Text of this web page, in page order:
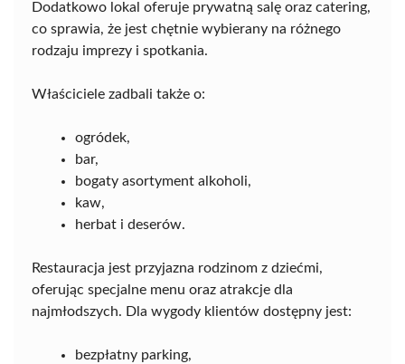
Dodatkowo lokal oferuje prywatną salę oraz catering,
co sprawia, że jest chętnie wybierany na różnego
rodzaju imprezy i spotkania.
Właściciele zadbali także o:
ogródek,
bar,
bogaty asortyment alkoholi,
kaw,
herbat i deserów.
Restauracja jest przyjazna rodzinom z dziećmi,
oferując specjalne menu oraz atrakcje dla
najmłodszych. Dla wygody klientów dostępny jest:
bezpłatny parking,